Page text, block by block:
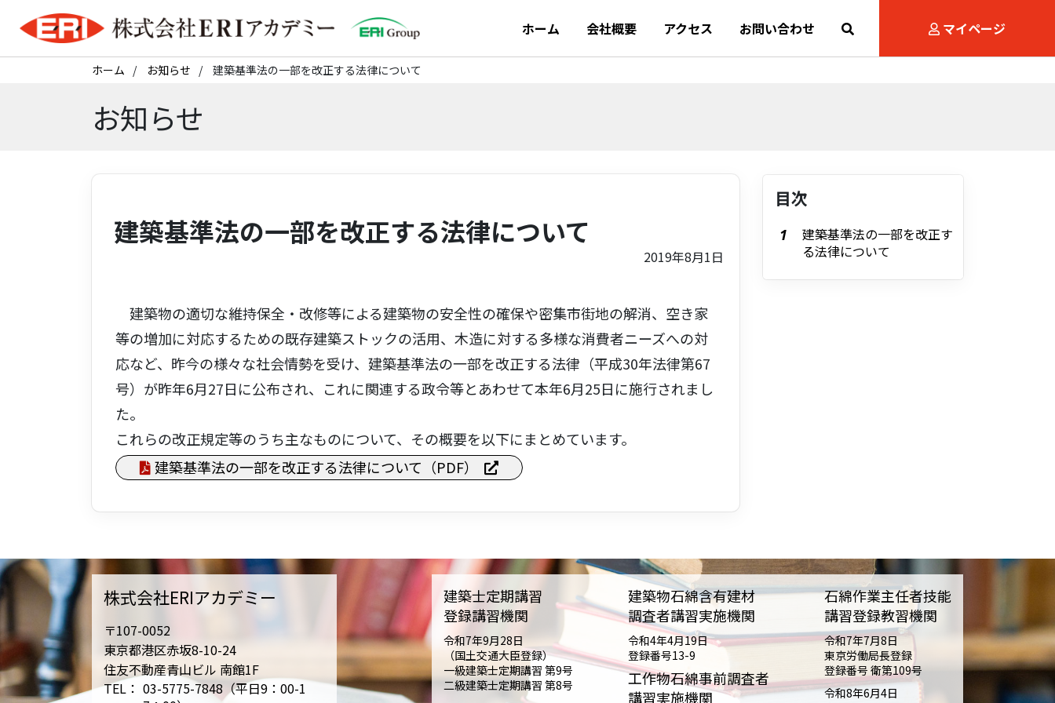
ホーム 会社概要 アクセス お問い合わせ マイページ
ホーム お知らせ 建築基準法の一部を改正する法律について
お知らせ
目次
建築基準法の一部を改正す
る法律について
建築基準法の一部を改正する法律について
2019年8月1日
建築物の適切な維持保全・改修等による建築物の安全性の確保や密集市街地の解消、空き家
等の増加に対応するための既存建築ストックの活用、木造に対する多様な消費者ニーズへの対
応など、昨今の様々な社会情勢を受け、建築基準法の一部を改正する法律（平成30年法律第67
号）が昨年6月27日に公布され、これに関連する政令等とあわせて本年6月25日に施行されまし
た。
これらの改正規定等のうち主なものについて、その概要を以下にまとめています。
建築基準法の一部を改正する法律について（PDF）
株式会社ERIアカデミー
〒107-0052
東京都港区赤坂8-10-24
住友不動産青山ビル 南館1F
TEL： 03-5775-7848（平日9：00-1
建築士定期講習
登録講習機関
令和7年9月28日
（国土交通大臣登録）
一級建築士定期講習 第9号
二級建築士定期講習 第8号
建築物石綿含有建材
調査者講習実施機関
令和4年4月19日
登録番号13-9
工作物石綿事前調査者
講習実施機関
石綿作業主任者技能
講習登録教習機関
令和7年7月8日
東京労働局長登録
登録番号 衛第109号
令和8年6月4日